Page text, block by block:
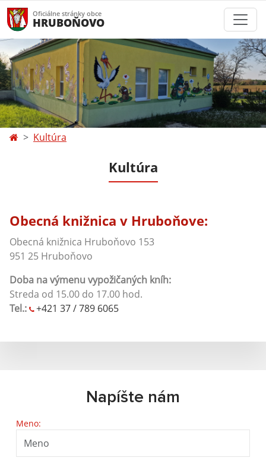
Oficiálne stránky obce
HRUBOŇOVO
Kultúra
Kultúra
Obecná knižnica v Hruboňove:
Obecná knižnica Hruboňovo 153
951 25 Hruboňovo
Doba na výmenu vypožičaných kníh:
Streda od 15.00 do 17.00 hod.
Tel.:
+421 37 / 789 6065
Napíšte nám
Meno: